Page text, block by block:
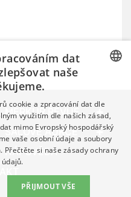
MERKUR REVUE
SÁLOVÉ AUKCE
NÁPOVĚDA
GERMAN
ENGLISH
dat
naše
cookie a zpracování dat dle
využitím dle našich zásad,
mimo Evropský hospodářský
vaše osobní údaje a soubory
Přečtěte si naše zásady ochrany
PŘIJMOUT VŠE